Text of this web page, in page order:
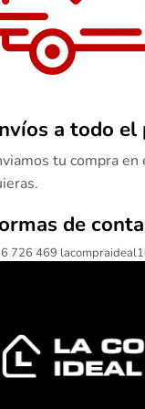
a todo el
tu compra
de
726 469